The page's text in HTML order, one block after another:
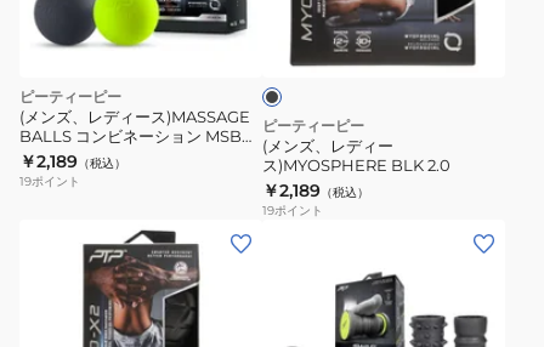
ピーティーピー
(メンズ、レディース)MASSAGE
BALLS コンビネーション MSB
COMBO
￥2,189 （税込）
19ポイント
ス)MYOSPHERE
BLK
2.0
ブ
ラ
ピーティーピー
(メンズ、レディー
ス)MYOSPHERE BLK 2.0
￥2,189 （税込）
19ポイント